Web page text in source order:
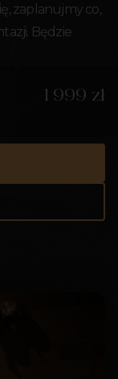
zaplanujmy co,
Będzie
1 999 zł